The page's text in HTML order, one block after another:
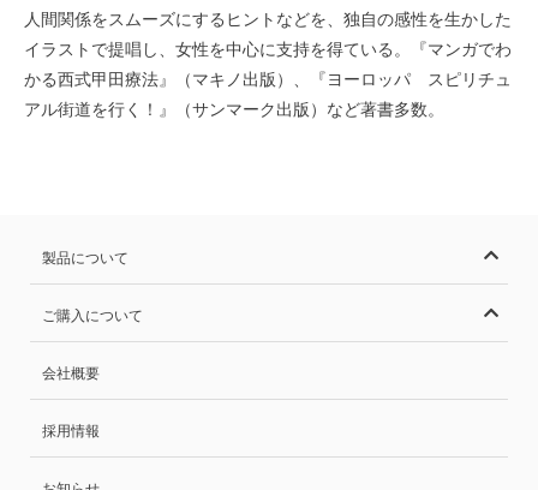
人間関係をスムーズにするヒントなどを、独自の感性を生かした
イラストで提唱し、女性を中心に支持を得ている。『マンガでわ
かる西式甲田療法』（マキノ出版）、『ヨーロッパ スピリチュ
アル街道を行く！』（サンマーク出版）など著書多数。
製品について
ご購入について
会社概要
採用情報